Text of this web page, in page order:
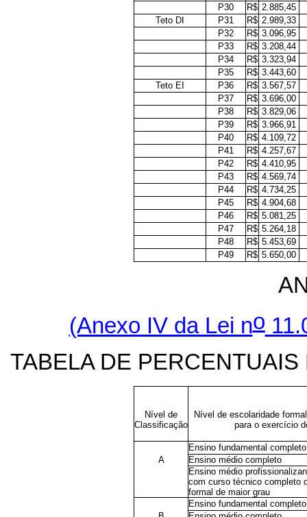
P30 R$ 2.885,45
Teto DI
P31 R$ 2.989,33
P32
R$ 3.096,95
P33
R$ 3.208,44
P34
R$ 3.323,94
P35
R$ 3.443,60
Teto EI
P36 R$ 3.567,57
P37
R$ 3.696,00
P38
R$ 3.829,06
P39
R$ 3.966,91
P40
R$ 4.109,72
P41
R$ 4.257,67
P42
R$ 4.410,95
P43
R$ 4.569,74
P44
R$ 4.734,25
P45
R$ 4.904,68
P46
R$ 5.081,25
P47
R$ 5.264,18
P48
R$ 5.453,69
P49
R$ 5.650,00
(Anexo IV da Lei no
TABELA DE
Nível de
Classificação
Nível de escolaridade
para o exercício
Ensino fundamental completo
A
Ensino médio completo
Ensino médio
com curso técnico completo
formal de maior grau
Ensino fundamental completo